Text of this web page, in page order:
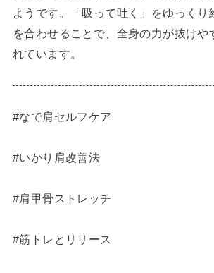
ようです。「吸って吐く」をゆっくり
を合わせることで、全身の力が抜けや
れています。
#なで肩セルフケア
#いかり肩改善法
#肩甲骨ストレッチ
#筋トレとリリース